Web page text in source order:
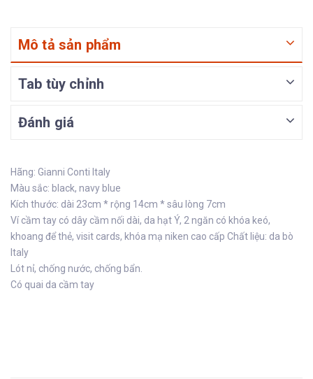
Mô tả sản phẩm
Tab tùy chỉnh
Đánh giá
Hãng: Gianni Conti Italy
Màu sắc: black, navy blue
Kích thước: dài 23cm * rộng 14cm * sâu lòng 7cm
Ví cầm tay có dây cầm nối dài, da hạt Ý, 2 ngăn có khóa keó,
khoang để thẻ, visit cards, khóa mạ niken cao cấp Chất liệu: da bò
Italy
Lót nỉ, chống nước, chống bẩn.
Có quai da cầm tay